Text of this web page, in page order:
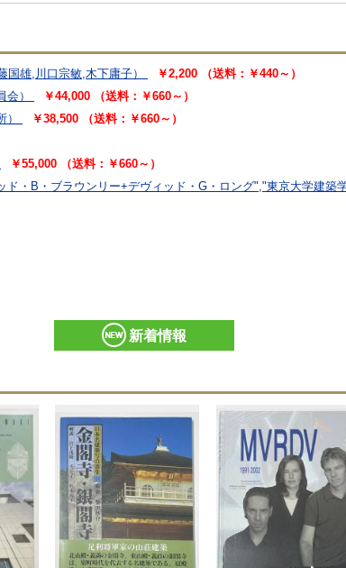
国雄,川口宗敏,木下庸子）
￥2,200 （送料：￥440～）
）
￥44,000 （送料：￥660～）
￥38,500 （送料：￥660～）
￥55,000 （送料：￥660～）
ド・B・ブラウンリー+デヴィッド・G・ロング","東京大学建築
新着情報